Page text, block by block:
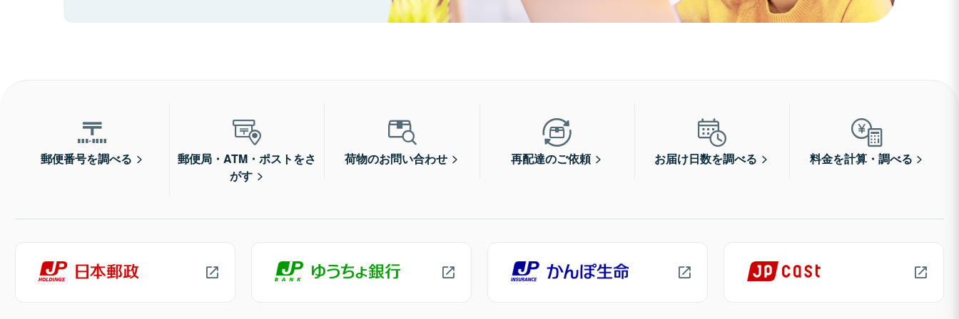
郵便番号を調べる
郵便局・ATM・ポストをさ
がす
荷物のお問い合わせ 再配達のご依頼 お届け日数を調べる 料金を計算・調べる